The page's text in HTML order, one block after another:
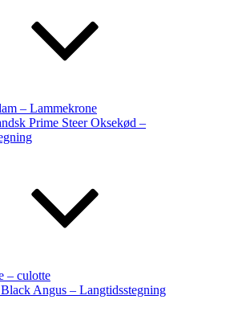
– Lammekrone
Prime Steer Oksekød –
– culotte
Angus – Langtidsstegning